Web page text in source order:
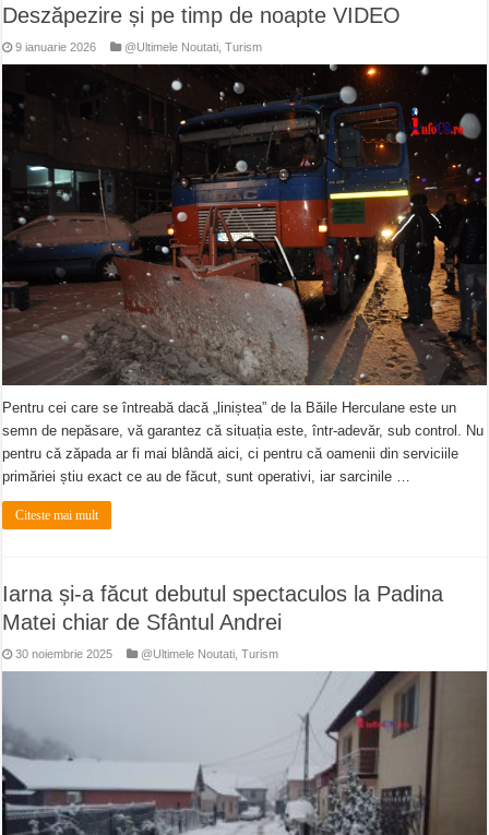
Deszăpezire și pe timp de noapte VIDEO
9 ianuarie 2026 @Ultimele Noutati ,Turism
Pentru cei care se întreabă dacă „liniștea” de la Băile Herculane este un
semn de nepăsare, vă garantez că situația este, într-adevăr, sub control. Nu
pentru că zăpada ar fi mai blândă aici, ci pentru că oamenii din serviciile
primăriei știu exact ce au de făcut, sunt operativi, iar sarcinile …
Citeste mai mult
Iarna și-a făcut debutul spectaculos la Padina
Matei chiar de Sfântul Andrei
30 noiembrie 2025 @Ultimele Noutati ,Turism